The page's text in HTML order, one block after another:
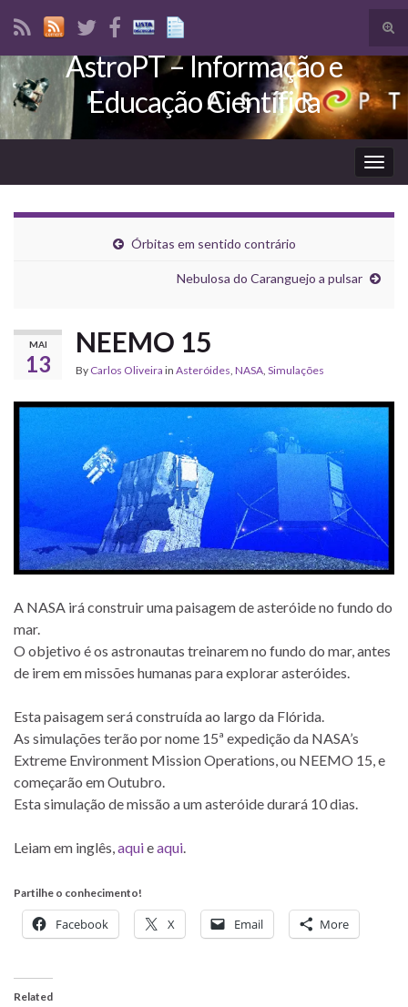
Search for:
AstroPT – Informação e
Educação Científica
Órbitas em sentido contrário
Nebulosa do Caranguejo a pulsar
MAI
13
NEEMO 15
By Carlos Oliveira in Asteróides, NASA, Simulações
A NASA irá construir uma paisagem de asteróide no fundo do
mar.
O objetivo é os astronautas treinarem no fundo do mar, antes
de irem em missões humanas para explorar asteróides.
Esta paisagem será construída ao largo da Flórida.
As simulações terão por nome 15ª expedição da NASA’s
Extreme Environment Mission Operations, ou NEEMO 15, e
começarão em Outubro.
Esta simulação de missão a um asteróide durará 10 dias.
Leiam em inglês,aquieaqui.
Partilhe o conhecimento!
Facebook X Email More
Related